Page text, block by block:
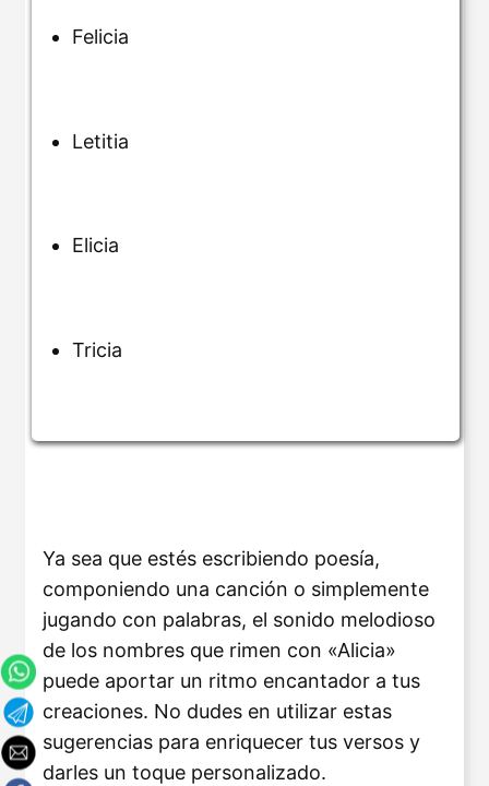
Felicia
Letitia
Elicia
Tricia
Ya sea que estés escribiendo poesía,
componiendo una canción o simplemente
jugando con palabras, el sonido melodioso
de los nombres que rimen con «Alicia»
puede aportar un ritmo encantador a tus
creaciones. No dudes en utilizar estas
sugerencias para enriquecer tus versos y
darles un toque personalizado.